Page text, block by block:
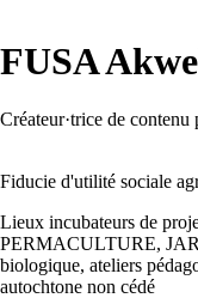
FUSA
Types
Créateur·trice de
Fiducie d'utilité sociale
Lieux incubateurs de
PERMACULTURE,
biologique, ateliers
autochtone non cédé